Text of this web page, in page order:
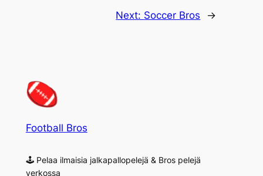
Next: Soccer Bros →
Football Bros
🕹 Pelaa ilmaisia jalkapallopelejä & Bros pelejä
verkossa